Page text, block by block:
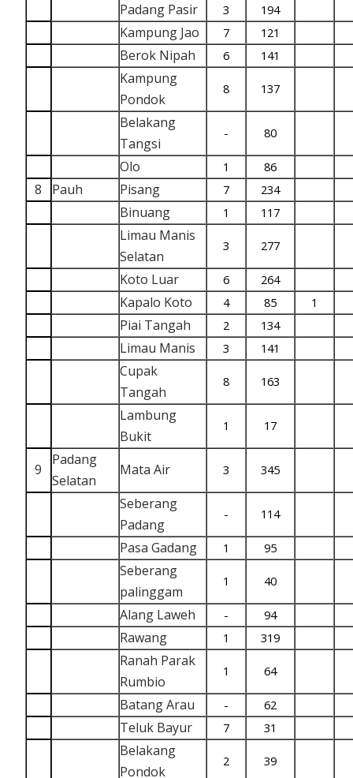
Padang Pasir 3 194
Kampung Jao 7 121
Berok Nipah 6 141
Kampung
Pondok
8 137
Belakang
Tangsi
- 80
Olo 1 86
8 Pauh Pisang 7 234
Binuang 1 117
Limau Manis
Selatan
3 277
Koto Luar 6 264
Kapalo Koto 4 85 1
Piai Tangah 2 134
Limau Manis 3 141
Cupak
Tangah
8 163
Lambung
Bukit
1 17
9
Padang
Selatan
Mata Air 3 345
Seberang
Padang
- 114
Pasa Gadang 1 95
Seberang
palinggam
1 40
Alang Laweh - 94
Rawang 1 319
Ranah Parak
Rumbio
1 64
Batang Arau - 62
Teluk Bayur 7 31
Belakang
Pondok
2 39